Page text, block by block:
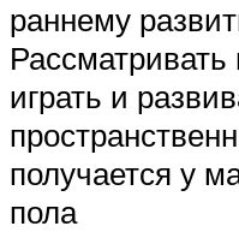
раннему
играть и
получается у
пола